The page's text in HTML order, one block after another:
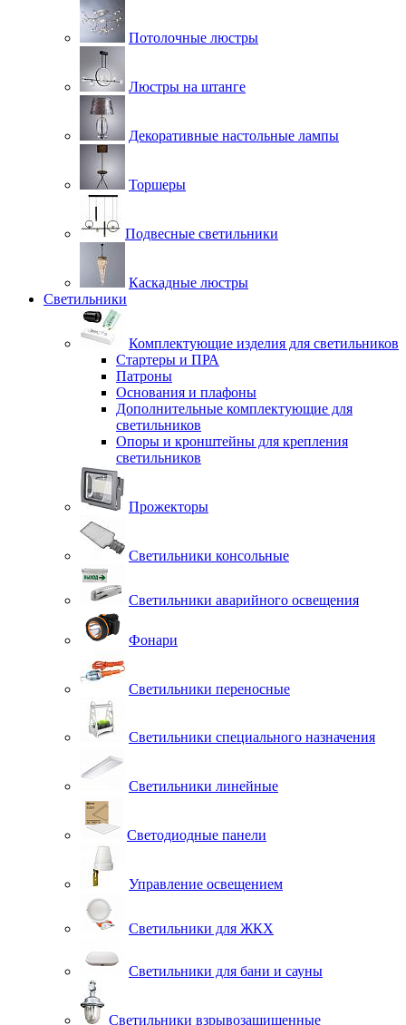
Потолочные люстры
Люстры на штанге
Декоративные настольные лампы
Торшеры
Подвесные светильники
Каскадные люстры
Светильники
Комплектующие изделия для светильников
Стартеры и ПРА
Патроны
Основания и плафоны
Дополнительные комплектующие для
светильников
Опоры и кронштейны для крепления
светильников
Прожекторы
Светильники консольные
Светильники аварийного освещения
Фонари
Светильники переносные
Светильники специального назначения
Светильники линейные
Светодиодные панели
Управление освещением
Светильники для ЖКХ
Светильники для бани и сауны
Светильники взрывозащищенные